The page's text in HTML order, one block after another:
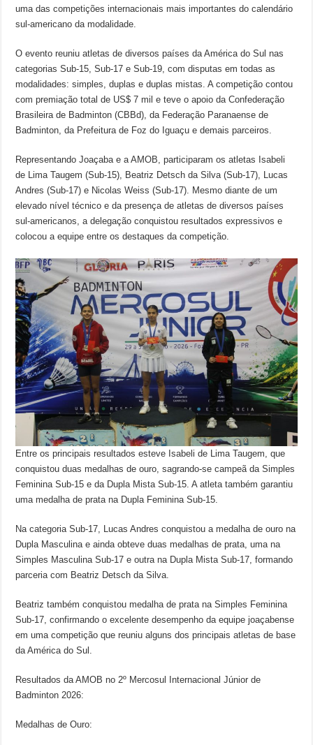
uma das competições internacionais mais importantes do calendário
sul-americano da modalidade.
O evento reuniu atletas de diversos países da América do Sul nas
categorias Sub-15, Sub-17 e Sub-19, com disputas em todas as
modalidades: simples, duplas e duplas mistas. A competição contou
com premiação total de US$ 7 mil e teve o apoio da Confederação
Brasileira de Badminton (CBBd), da Federação Paranaense de
Badminton, da Prefeitura de Foz do Iguaçu e demais parceiros.
Representando Joaçaba e a AMOB, participaram os atletas Isabeli
de Lima Taugem (Sub-15), Beatriz Detsch da Silva (Sub-17), Lucas
Andres (Sub-17) e Nicolas Weiss (Sub-17). Mesmo diante de um
elevado nível técnico e da presença de atletas de diversos países
sul-americanos, a delegação conquistou resultados expressivos e
colocou a equipe entre os destaques da competição.
Entre os principais resultados esteve Isabeli de Lima Taugem, que
conquistou duas medalhas de ouro, sagrando-se campeã da Simples
Feminina Sub-15 e da Dupla Mista Sub-15. A atleta também garantiu
uma medalha de prata na Dupla Feminina Sub-15.
Na categoria Sub-17, Lucas Andres conquistou a medalha de ouro na
Dupla Masculina e ainda obteve duas medalhas de prata, uma na
Simples Masculina Sub-17 e outra na Dupla Mista Sub-17, formando
parceria com Beatriz Detsch da Silva.
Beatriz também conquistou medalha de prata na Simples Feminina
Sub-17, confirmando o excelente desempenho da equipe joaçabense
em uma competição que reuniu alguns dos principais atletas de base
da América do Sul.
Resultados da AMOB no 2º Mercosul Internacional Júnior de
Badminton 2026:
Medalhas de Ouro: